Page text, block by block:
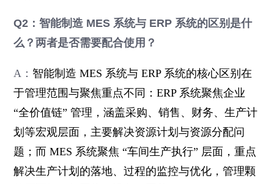
Q2：智能制造 MES 系统与 ERP 系统的区别是什
么？两者是否需要配合使用？
A： 智能制造 MES 系统与 ERP 系统的核心区别在
于管理范围与聚焦重点不同：ERP 系统聚焦企业
“全价值链” 管理，涵盖采购、销售、财务、生产计
划等宏观层面，主要解决资源计划与资源分配问
题；而 MES 系统聚焦 “车间生产执行” 层面，重点
解决生产计划的落地、过程的监控与优化，管理颗